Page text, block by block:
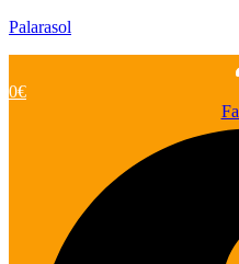
Palarasol
0€